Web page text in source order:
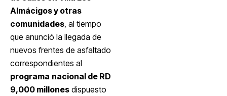
Almácigos y otras
comunidades , al tiempo
que anunció la llegada de
nuevos frentes de asfaltado
correspondientes al
programa nacional de RD
9,000 millones dispuesto